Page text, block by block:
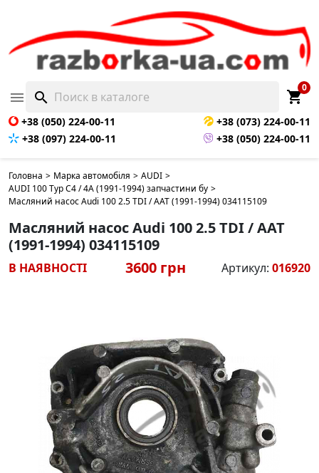
 search shopping_cart
0
+38 (050) 224-00-11
+38 (073) 224-00-11
+38 (097) 224-00-11
+38 (050) 224-00-11
Головна > Марка автомобіля > AUDI >
AUDI 100 Typ C4 / 4A (1991-1994) запчастини бу >
Масляний насос Audi 100 2.5 TDI / AAT (1991-1994) 034115109
Масляний насос Audi 100 2.5 TDI / AAT
(1991-1994) 034115109
В НАЯВНОСТІ 3600 грн Артикул: 016920